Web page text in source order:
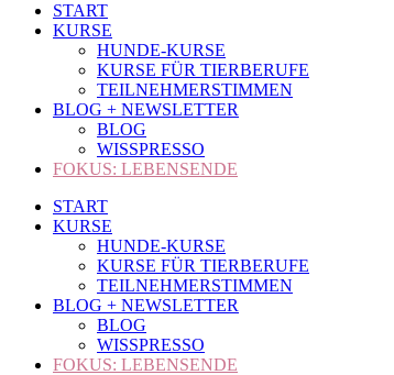
START
KURSE
HUNDE-KURSE
KURSE FÜR TIERBERUFE
TEILNEHMERSTIMMEN
BLOG + NEWSLETTER
BLOG
WISSPRESSO
FOKUS: LEBENSENDE
START
KURSE
HUNDE-KURSE
KURSE FÜR TIERBERUFE
TEILNEHMERSTIMMEN
BLOG + NEWSLETTER
BLOG
WISSPRESSO
FOKUS: LEBENSENDE